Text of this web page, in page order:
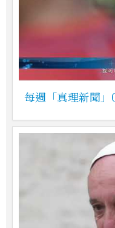
每週「真理新聞」